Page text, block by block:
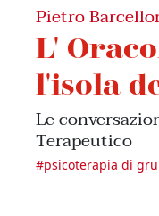
Pietro
L'
l'isola
Le
Terapeutico
#psicoterapia di